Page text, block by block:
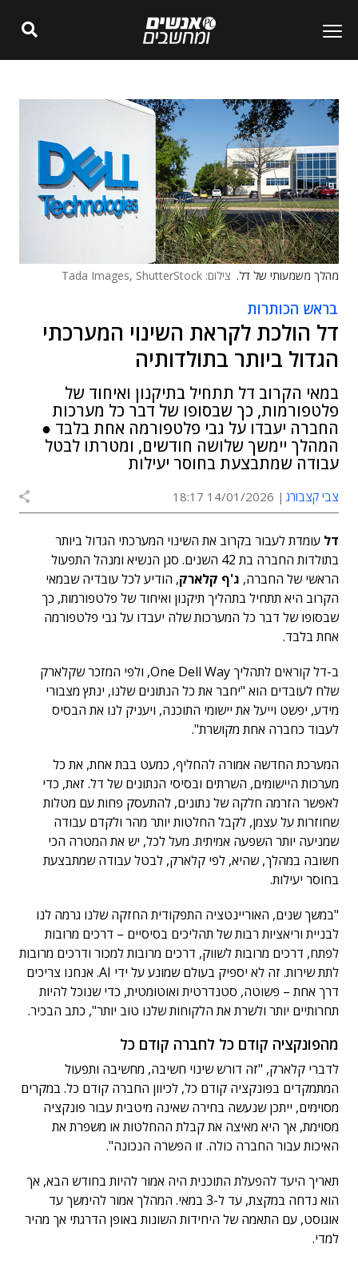
מהלך משמעותי של דל. צילום: Tada Images, ShutterStock
בראש הכותרות
דל הולכת לקראת השינוי המערכתי
הגדול ביותר בתולדותיה
במאי הקרוב דל תתחיל בתיקנון ואיחוד של
פלטפורמות, כך שבסופו של דבר כל מערכות
החברה יעבדו על גבי פלטפורמה אחת בלבד ●
המהלך יימשך שלושה חודשים, ומטרתו לבטל
עבודה שמתבצעת בחוסר יעילות
צבי קצבורג 14/01/2026 18:17
דל עומדת לעבור בקרוב את השינוי המערכתי הגדול ביותר
בתולדות החברה בת 42 השנים. סגן הנשיא ומנהל התפעול
הראשי של החברה, ג'ף קלארק, הודיע לכל עובדיה שבמאי
הקרוב היא תתחיל בתהליך תיקנון ואיחוד של פלטפורמות, כך
שבסופו של דבר כל המערכות שלה יעבדו על גבי פלטפורמה
אחת בלבד.
ב-דל קוראים לתהליך One Dell Way, ולפי המזכר שקלארק
שלח לעובדים הוא "יחבר את כל הנתונים שלנו, ינתץ מצבורי
מידע, יפשט וייעל את יישומי התוכנה, ויעניק לנו את הבסיס
לעבוד כחברה אחת מקושרת".
המערכת החדשה אמורה להחליף, כמעט בבת אחת, את כל
מערכות היישומים, השרתים ובסיסי הנתונים של דל. זאת, כדי
לאפשר הזרמה חלקה של נתונים, להתעסק פחות עם מטלות
שחוזרות על עצמן, לקבל החלטות יותר מהר ולקדם עבודה
שמניעה יותר השפעה אמיתית. מעל לכל, יש את המטרה הכי
חשובה במהלך, שהיא, לפי קלארק, לבטל עבודה שמתבצעת
בחוסר יעילות.
"במשך שנים, האוריינטציה התפקודית החזקה שלנו גרמה לנו
לבניית וריאציות רבות של תהליכים בסיסיים – דרכים מרובות
לפתח, דרכים מרובות לשווק, דרכים מרובות למכור ודרכים מרובות
לתת שירות. זה לא יספיק בעולם שמונע על ידי AI. אנחנו צריכים
דרך אחת – פשוטה, סטנדרטית ואוטומטית, כדי שנוכל להיות
תחרותיים יותר ולשרת את הלקוחות שלנו טוב יותר", כתב הבכיר.
מהפונקציה קודם כל לחברה קודם כל
לדברי קלארק, "זה דורש שינוי חשיבה, מחשיבה ותפעול
המתמקדים בפונקציה קודם כל, לכיוון החברה קודם כל. במקרים
מסוימים, ייתכן שנעשה בחירה שאינה מיטבית עבור פונקציה
מסוימת, אך היא מאיצה את קבלת ההחלטות או משפרת את
האיכות עבור החברה כולה. זו הפשרה הנכונה".
תאריך היעד להפעלת התוכנית היה אמור להיות בחודש הבא, אך
הוא נדחה במקצת, עד ל-3 במאי. המהלך אמור להימשך עד
אוגוסט, עם התאמה של היחידות השונות באופן הדרגתי אך מהיר
למדי.